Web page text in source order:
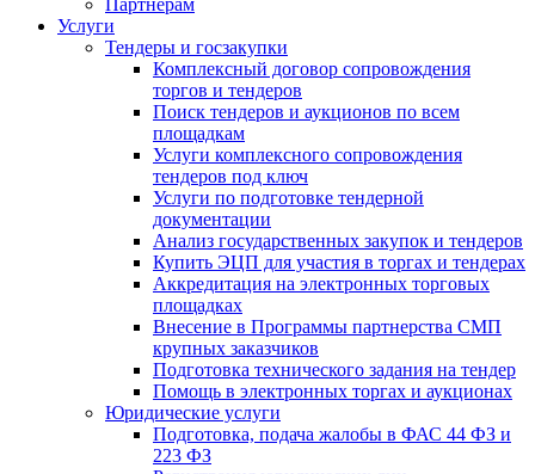
Партнерам
Услуги
Тендеры и госзакупки
Комплексный договор сопровождения
торгов и тендеров
Поиск тендеров и аукционов по всем
площадкам
Услуги комплексного сопровождения
тендеров под ключ
Услуги по подготовке тендерной
документации
Анализ государственных закупок и тендеров
Купить ЭЦП для участия в торгах и тендерах
Аккредитация на электронных торговых
площадках
Внесение в Программы партнерства СМП
крупных заказчиков
Подготовка технического задания на тендер
Помощь в электронных торгах и аукционах
Юридические услуги
Подготовка, подача жалобы в ФАС 44 ФЗ и
223 ФЗ